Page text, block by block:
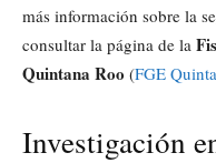
más información sobre la
consultar la página de la
Quintana Roo (FGE
Investigación